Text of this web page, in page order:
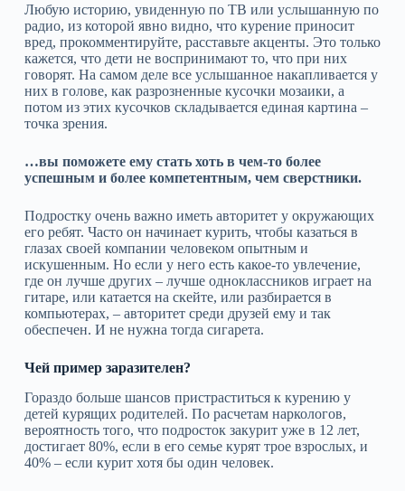
Любую историю, увиденную по TВ или услышанную по
радио, из которой явно видно, что курение приносит
вред, прокомментируйте, расставьте акценты. Это только
кажется, что дети не воспринимают то, что при них
говорят. На самом деле все услышанное накапливается у
них в голове, как разрозненные кусочки мозаики, а
потом из этих кусочков складывается единая картина –
точка зрения.
…вы поможете ему стать хоть в чем-то более
успешным и более компетентным, чем сверстники.
Подростку очень важно иметь авторитет у окружающих
его ребят. Часто он начинает курить, чтобы казаться в
глазах своей компании человеком опытным и
искушенным. Но если у него есть какое-то увлечение,
где он лучше других – лучше одноклассников играет на
гитаре, или катается на скейте, или разбирается в
компьютерах, – авторитет среди друзей ему и так
обеспечен. И не нужна тогда сигарета.
Чей пример заразителен?
Гораздо больше шансов пристраститься к курению у
детей курящих родителей. По расчетам наркологов,
вероятность того, что подросток закурит уже в 12 лет,
достигает 80%, если в его семье курят трое взрослых, и
40% – если курит хотя бы один человек.